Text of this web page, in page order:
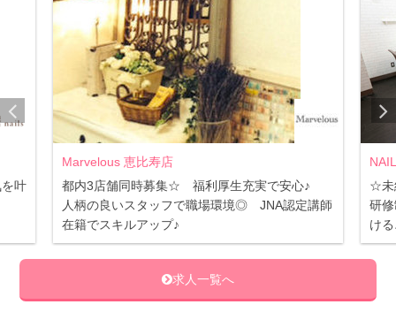
す。ひとつ技術を習得するごとに褒めてもらえたスクール
時代とは一転し、サロン勤務が始まった途端、その資格が
実践としては役立たないこともあるわけですから。
接客できる技術がない分、注意・指導することばかりにな
るので、その分、モチベーション管理は当時も一番意識し
ていました。教え方のコツは、このころに自然と習得した
部分もあります。
たとえば、指導していく中でも、一人一人個性が違い、成
長スピードが異なるのが常。生徒に合わせての指導が必要
なんですよね。現在もこの時の経験は生きていて、理論
叶
Marvelous 恵比寿店
都内3店舗同時募集☆ 福利厚生充実で安心♪
人柄の良いスタッフで職場環境◎ JNA認定講師
在籍でスキルアップ♪
☆未
研
ける
求人一覧へ